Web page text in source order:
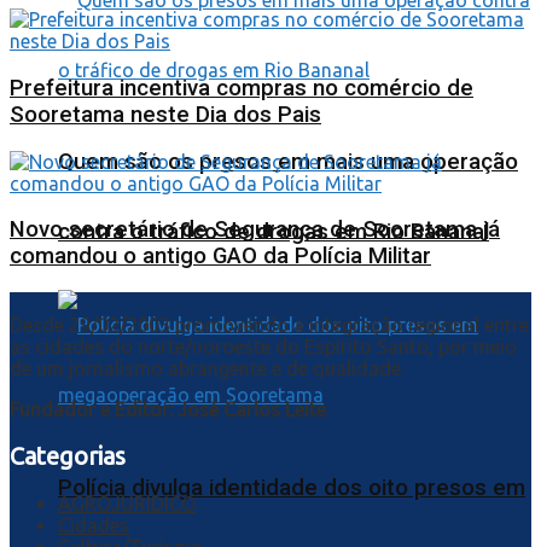
Quem são os presos em mais uma operação
contra o tráfico de drogas em Rio Bananal
Polícia divulga identidade dos oito presos em
Prefeitura incentiva compras no comércio de
Sooretama neste Dia dos Pais
Novo secretário de Segurança de Sooretama já
comandou o antigo GAO da Polícia Militar
Desde 29/02/2003 promovendo a integração regional entre
as cidades do norte/noroeste do Espírito Santo, por meio
de um jornalismo abrangente e de qualidade.
Fundador e Editor: José Carlos Leite
Categorias
AGROJURIDICO
Cidades